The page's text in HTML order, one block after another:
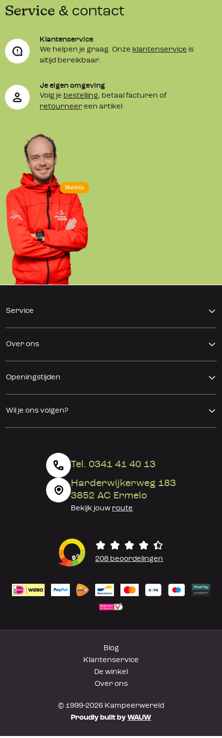
Matthijs
Service & contact
Klantenservice
We helpen je graag. Onze klantenservice is
altijd bereikbaar.
Je eigen omgeving
Volg je bestelling, betaal facturen of
retourneer een artikel
Service
Over ons
Openingstijden
Wil je ons volgen?
Tel. 0341 41 40 13
Harderwijkerweg 183
3852 AC Ermelo
Bekijk jouw route
90 208 beoordelingen
Blog
Klantenservice
De winkel
Over ons
© 1999-2026 Kampeerwereld
Proudly built by WAUW